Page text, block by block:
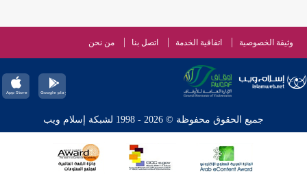
وثيقة الخصوصية اتفاقية الخدمة اتصل بنا من نحن
جميع الحقوق محفوظة © 2026 - 1998 لشبكة إسلام ويب